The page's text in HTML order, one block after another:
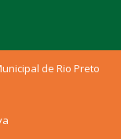
de Rio Preto